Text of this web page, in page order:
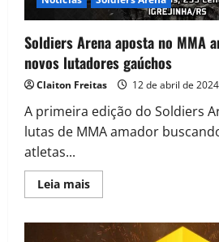
Soldiers Arena aposta no MMA
novos lutadores gaúchos
Claiton Freitas 12 de abril de 2024
A primeira edição do Soldiers
lutas de MMA amador
atletas...
Leia mais